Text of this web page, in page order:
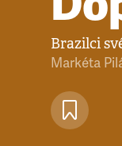
Brazilci
Markéta